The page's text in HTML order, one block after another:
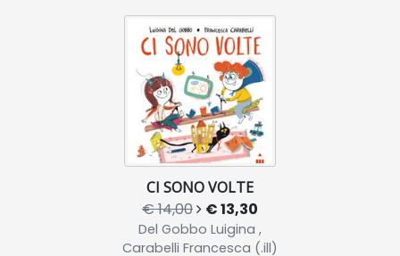
CI SONO VOLTE
€ 14,00 € 13,30
Del Gobbo Luigina ,
Carabelli Francesca (.ill)